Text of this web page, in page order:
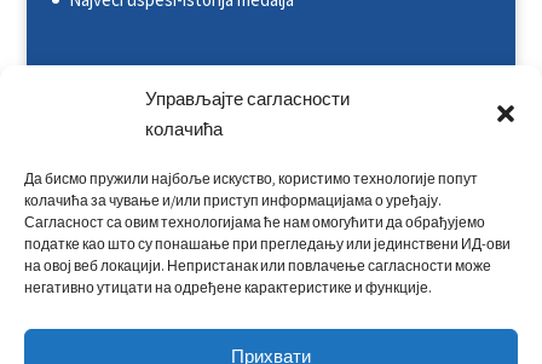
Управљајте сагласности
колачића
Да бисмо пружили најбоље искуство, користимо технологије попут
колачића за чување и/или приступ информацијама о уређају.
Сагласност са овим технологијама ће нам омогућити да обрађујемо
податке као што су понашање при прегледању или јединствени ИД-ови
на овој веб локацији. Непристанак или повлачење сагласности може
негативно утицати на одређене карактеристике и функције.
Прихвати
Svetska kajakaška federacija (ICF)
Evropska kajakaška asocijacija (ECA)
Rezultati na nacionalnim takmičenjima
Rezultati na međunarodnim takmičenjima
Kontakt